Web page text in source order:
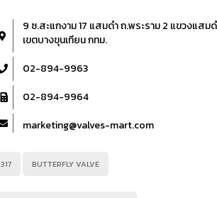
9 ซ.สะแกงาม 17 แสมดำ ถ.พระราม 2 แขวงแสม
เขตบางขุนเทียน กทม.
02-894-9963
02-894-9964
marketing@valves-mart.com
317 BUTTERFLY VALVE